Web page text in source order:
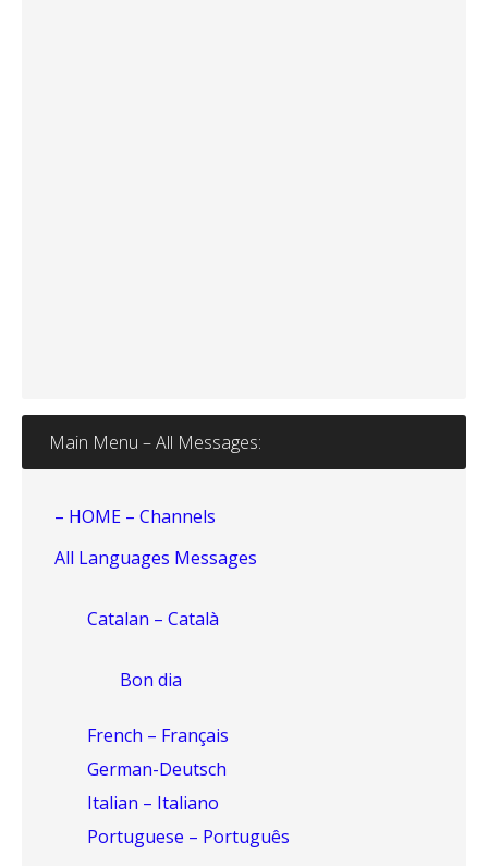
Main Menu – All Messages:
– HOME – Channels
All Languages Messages
Catalan – Català
Bon dia
French – Français
German-Deutsch
Italian – Italiano
Portuguese – Português